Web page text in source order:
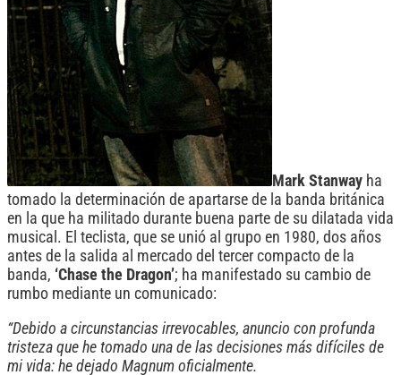
Mark Stanway ha
tomado la determinación de apartarse de la banda británica
en la que ha militado durante buena parte de su dilatada vida
musical. El teclista, que se unió al grupo en 1980, dos años
antes de la salida al mercado del tercer compacto de la
banda, ‘Chase the Dragon’; ha manifestado su cambio de
rumbo mediante un comunicado:
“Debido a circunstancias irrevocables, anuncio con profunda
tristeza que he tomado una de las decisiones más difíciles de
mi vida: he dejado Magnum oficialmente.